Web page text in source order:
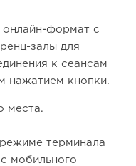
онлайн-формат с
залы для
к сеансам
нажатием кнопки.
места.
терминала
мобильного